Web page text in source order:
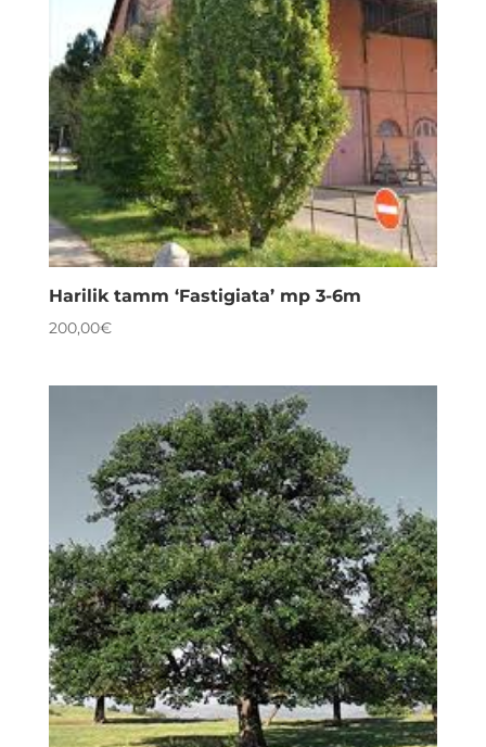
Harilik tamm ‘Fastigiata’ mp 3-6m
200,00€